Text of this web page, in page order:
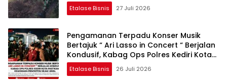
Etalase Bisnis 27 Juli 2026
Pengamanan Terpadu Konser Musik
Bertajuk “ Ari Lasso in Concert “ Berjalan
Kondusif, Kabag Ops Polres Kediri Kota
Pastikan Keamanan Penonton Sejak
Awal
Etalase Bisnis 26 Juli 2026